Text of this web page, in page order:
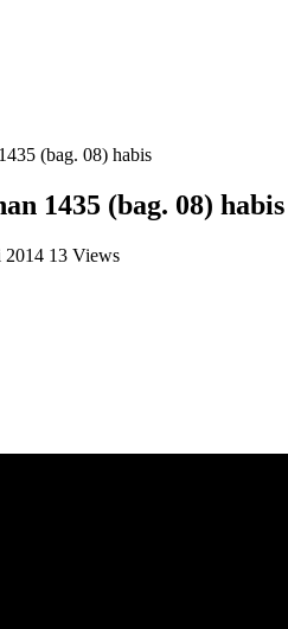
(bag. 08) habis
1435 (bag. 08) habis
2014 13 Views